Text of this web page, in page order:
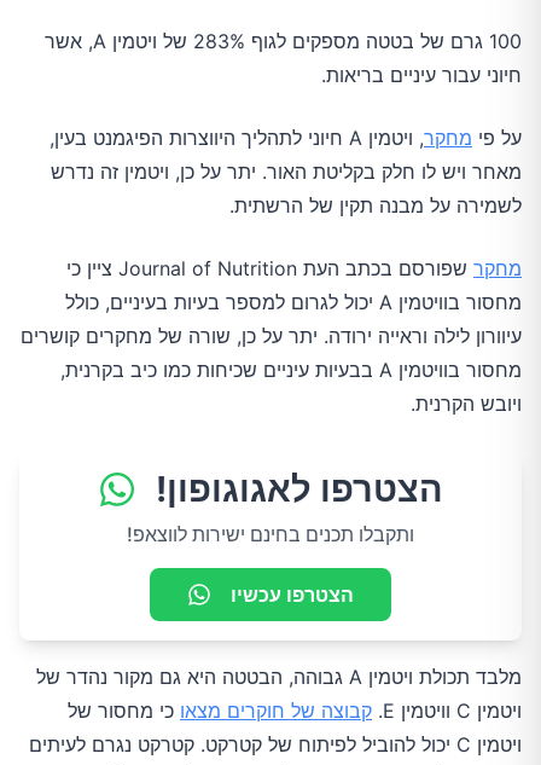
100 גרם של בטטה מספקים לגוף 283% של ויטמין A, אשר
חיוני עבור עיניים בריאות.
על פי מחקר
, ויטמין A חיוני לתהליך היווצרות הפיגמנט בעין,
מאחר ויש לו חלק בקליטת האור. יתר על כן, ויטמין זה נדרש
לשמירה על מבנה תקין של הרשתית.
מחקר
שפורסם בכתב העת Journal of Nutrition ציין כי
מחסור בוויטמין A יכול לגרום למספר בעיות בעיניים, כולל
עיוורון לילה וראייה ירודה. יתר על כן, שורה של מחקרים קושרים
מחסור בוויטמין A בבעיות עיניים שכיחות כמו כיב בקרנית,
ויובש הקרנית.
הצטרפו לאגוגופון!
ותקבלו תכנים בחינם ישירות לווצאפ!
הצטרפו עכשיו
מלבד תכולת ויטמין A גבוהה, הבטטה היא גם מקור נהדר של
ויטמין C וויטמין E.
קבוצה של חוקרים מצאו כי מחסור של
ויטמין C יכול להוביל לפיתוח של קטרקט. קטרקט נגרם לעיתים